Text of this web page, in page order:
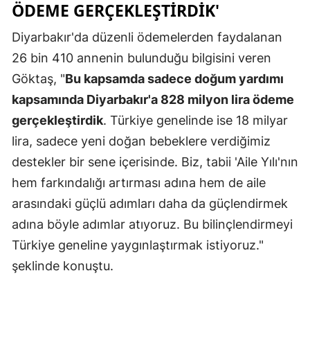
ÖDEME GERÇEKLEŞTIRDIK'
Diyarbakır'da düzenli ödemelerden faydalanan
26 bin 410 annenin bulunduğu bilgisini veren
Göktaş, "Bu kapsamda sadece doğum yardımı
kapsamında Diyarbakır'a 828 milyon lira ödeme
gerçekleştirdik. Türkiye genelinde ise 18 milyar
lira, sadece yeni doğan bebeklere verdiğimiz
destekler bir sene içerisinde. Biz, tabii 'Aile Yılı'nın
hem farkındalığı artırması adına hem de aile
arasındaki güçlü adımları daha da güçlendirmek
adına böyle adımlar atıyoruz. Bu bilinçlendirmeyi
Türkiye geneline yaygınlaştırmak istiyoruz."
şeklinde konuştu.